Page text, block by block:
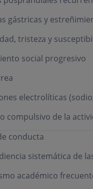
gástricas y
tristeza y
social progresivo
electrolíticas
compulsivo de la
conducta
sistemática de
académico